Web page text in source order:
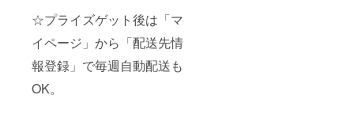
☆プライズゲット後は「マ
イページ」から「配送先情
報登録」で毎週自動配送も
OK。